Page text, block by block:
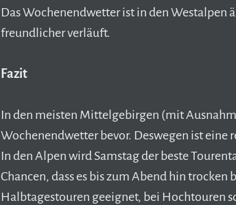
Das Wochenendwetter ist in den Westalpen
freundlicher verläuft.
Fazit
In den meisten Mittelgebirgen (mit
Wochenendwetter bevor. Deswegen ist eine
In den Alpen wird Samstag der beste
Chancen, dass es bis zum Abend hin
Halbtagestouren geeignet, bei Hochtouren